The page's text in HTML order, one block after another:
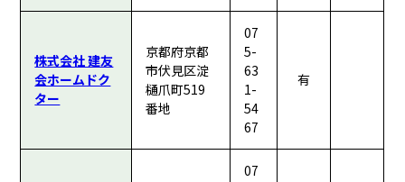
株式会社 建友
会ホームドク
ター
京都府京都
市伏見区淀
樋爪町519
番地
07
5-
63
1-
54
67
有
07